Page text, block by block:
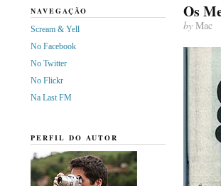
Os
byMac
NAVEGAÇÃO
Scream & Yell
No Facebook
No Twitter
No Flickr
Na Last FM
PERFIL DO AUTOR